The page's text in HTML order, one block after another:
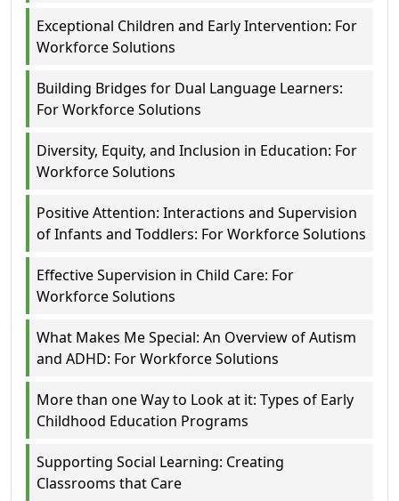
Exceptional Children and Early Intervention: For
Workforce Solutions
Building Bridges for Dual Language Learners:
For Workforce Solutions
Diversity, Equity, and Inclusion in Education: For
Workforce Solutions
Positive Attention: Interactions and Supervision
of Infants and Toddlers: For Workforce Solutions
Effective Supervision in Child Care: For
Workforce Solutions
What Makes Me Special: An Overview of Autism
and ADHD: For Workforce Solutions
More than one Way to Look at it: Types of Early
Childhood Education Programs
Supporting Social Learning: Creating
Classrooms that Care